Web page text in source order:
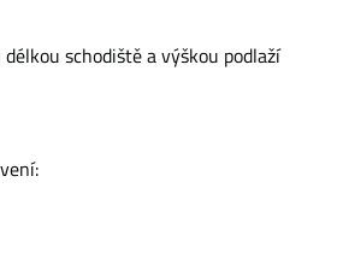
schodiště a výškou podlaží